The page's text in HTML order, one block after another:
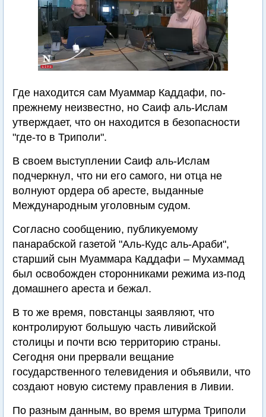
Где находится сам Муаммар Каддафи, по-
прежнему неизвестно, но Саиф аль-Ислам
утверждает, что он находится в безопасности
"где-то в Триполи".
В своем выступлении Саиф аль-Ислам
подчеркнул, что ни его самого, ни отца не
волнуют ордера об аресте, выданные
Международным уголовным судом.
Согласно сообщению, публикуемому
панарабской газетой "Аль-Кудс аль-Араби",
старший сын Муаммара Каддафи – Мухаммад
был освобожден сторонниками режима из-под
домашнего ареста и бежал.
В то же время, повстанцы заявляют, что
контролируют большую часть ливийской
столицы и почти всю территорию страны.
Сегодня они прервали вещание
государственного телевидения и объявили, что
создают новую систему правления в Ливии.
По разным данным, во время штурма Триполи